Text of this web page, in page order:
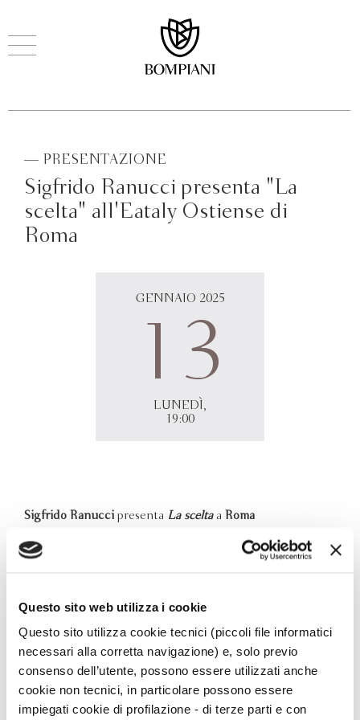
Questo sito web utilizza i cookie
Questo sito utilizza cookie tecnici (piccoli file informatici
necessari alla corretta navigazione) e, solo previo
consenso dell’utente, possono essere utilizzati anche
cookie non tecnici, in particolare possono essere
impiegati cookie di profilazione - di terze parti e con
— PRESENTAZIONE
Sigfrido Ranucci presenta "La
scelta" all'Eataly Ostiense di
Roma
GENNAIO 2025
13
LUNEDÌ,
19:00
Sigfrido Ranucci presenta La scelta a Roma
Rassegna
Ingresso libero